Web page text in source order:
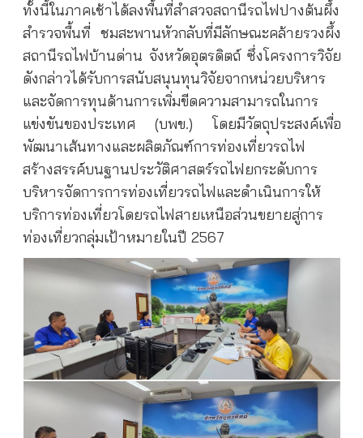
ทั้งนี้ในภาคเช้าได้ลงพื้นที่สำสวจสถานีรถไฟปางต้นผึ้ง
สำรวจพื้นที่ ชมสะพานหัวกลับที่มีลักษณะคล้ายรวงผึ้ง
สถานีรถไฟบ้านด่าน จังหวัดอุตรดิตถ์ ซึ่งโครงการวิจัย
ดังกล่าวได้รับการสนับสนุนทุนวิจัยจากหน่วยบริหาร
และจัดการทุนด้านการเพิ่มขีดความสามารถในการ
แข่งขันของประเทศ (บพข.) โดยมีวัตถุประสงค์เพื่อ
พัฒนาเส้นทางและผลิตภัณฑ์การท่องเที่ยวรถไฟ
สร้างสรรค์บนฐานประวัติศาสตร์รถไฟยกระดับการ
บริหารจัดการการท่องเที่ยวรถไฟและดำเนินการให้
บริการท่องเที่ยวโดยรถไฟสายเหนือส่วนขยายสู่การ
ท่องเที่ยวกลุ่มเป้าหมายในปี 2567